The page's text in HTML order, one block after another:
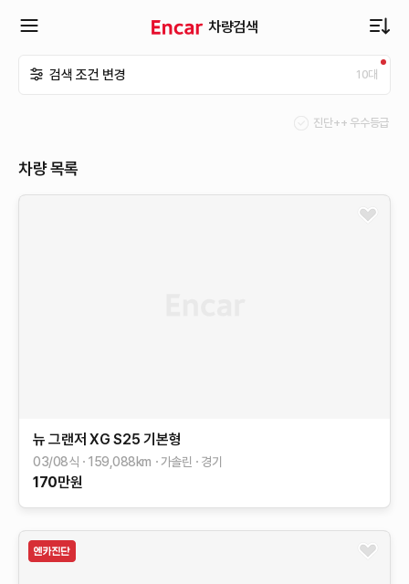
차량검색
뉴
검색 조건 변경 10대
진단++ 우수등급
차량 목록
뉴 그랜저 XG S25 기본형
03/08식 159,088km 가솔린 경기
170만원